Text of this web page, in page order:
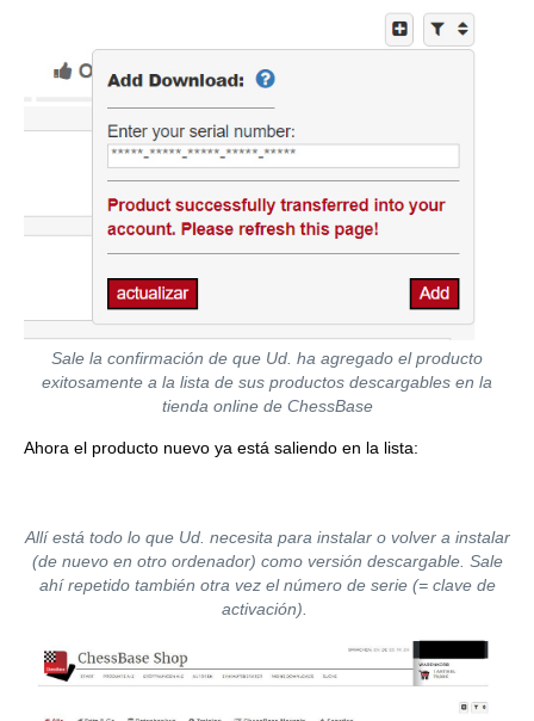
Sale la confirmación de que Ud. ha agregado el producto
exitosamente a la lista de sus productos descargables en la
tienda online de ChessBase
Ahora el producto nuevo ya está saliendo en la lista:
Allí está todo lo que Ud. necesita para instalar o volver a instalar
(de nuevo en otro ordenador) como versión descargable. Sale
ahí repetido también otra vez el número de serie (= clave de
activación).